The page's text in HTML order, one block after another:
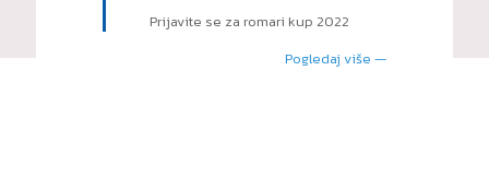
Prijavite se za romari kup 2022
Pogledaj više —